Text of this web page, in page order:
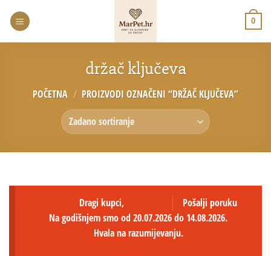
0
držač ključeva
POČETNA / PROIZVODI OZNAČENI “DRŽAČ KLJUČEVA”
Pošalji poruku
Dragi kupci,
Na godišnjem smo od 20.07.2026 do 14.08.2026.
Hvala na razumijevanju.